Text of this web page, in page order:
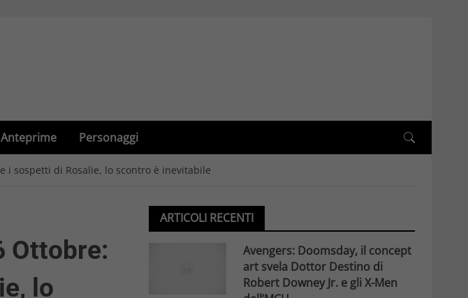
Anteprime Personaggi
i sospetti di Rosalie, lo scontro è inevitabile
Ottobre:
lo
ARTICOLI RECENTI
Avengers: Doomsday, il concept
art svela Dottor Destino di
Robert Downey Jr. e gli X-Men